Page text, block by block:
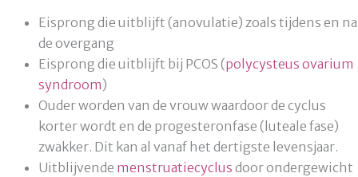
Eisprong die uitblijft (anovulatie) zoals tijdens en na
de overgang
Eisprong die uitblijft bij PCOS (polycysteus ovarium
syndroom)
Ouder worden van de vrouw waardoor de cyclus
korter wordt en de progesteronfase (luteale fase)
zwakker. Dit kan al vanaf het dertigste levensjaar.
Uitblijvende menstruatiecyclus door ondergewicht